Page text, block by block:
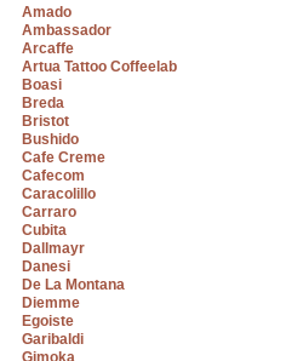
Amado
Ambassador
Arcaffe
Artua Tattoo Coffeelab
Boasi
Breda
Bristot
Bushido
Cafe Creme
Cafecom
Caracolillo
Carraro
Cubita
Dallmayr
Danesi
De La Montana
Diemme
Egoiste
Garibaldi
Gimoka